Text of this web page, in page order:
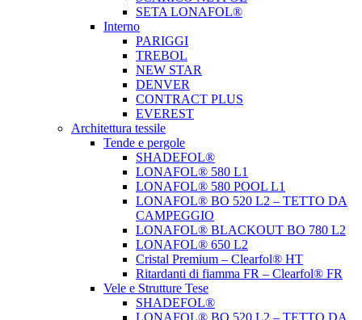
SETA LONAFOL®
Interno
PARIGGI
TREBOL
NEW STAR
DENVER
CONTRACT PLUS
EVEREST
Architettura tessile
Tende e pergole
SHADEFOL®
LONAFOL® 580 L1
LONAFOL® 580 POOL L1
LONAFOL® BO 520 L2 – TETTO DA
CAMPEGGIO
LONAFOL® BLACKOUT BO 780 L2
LONAFOL® 650 L2
Cristal Premium – Clearfol® HT
Ritardanti di fiamma FR – Clearfol® FR
Vele e Strutture Tese
SHADEFOL®
LONAFOL® BO 520 L2 – TETTO DA